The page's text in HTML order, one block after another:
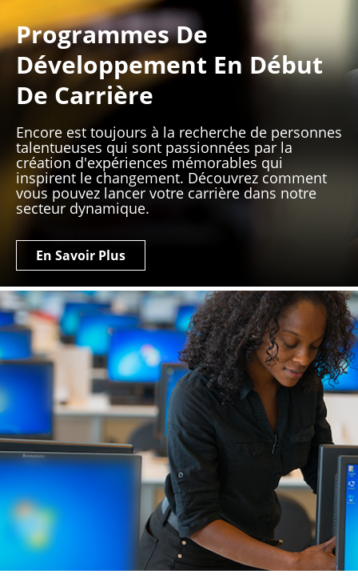
Programmes De
Développement En Début
De Carrière
Encore est toujours à la recherche de personnes
talentueuses qui sont passionnées par la
création d'expériences mémorables qui
inspirent le changement. Découvrez comment
vous pouvez lancer votre carrière dans notre
secteur dynamique.
En Savoir Plus